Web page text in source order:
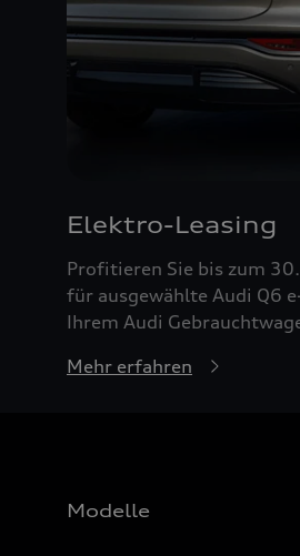
Elektro-Leasing
Profitieren Sie bis zum
für ausgewählte Audi Q6
Ihrem Audi
Mehr erfahren
Modelle